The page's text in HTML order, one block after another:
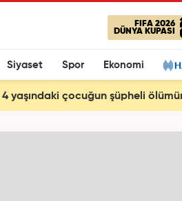
FIFA 2026
DÜNYA KUPASI
Siyaset Spor Ekonomi
4 yaşındaki çocuğun şüpheli